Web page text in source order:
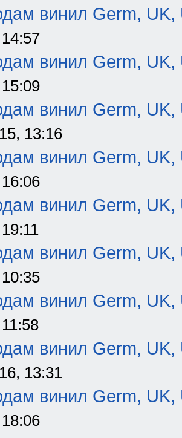
винил Germ, UK,
винил Germ, UK,
винил Germ, UK,
13:16
винил Germ, UK,
винил Germ, UK,
винил Germ, UK,
винил Germ, UK,
винил Germ, UK,
13:31
винил Germ, UK,